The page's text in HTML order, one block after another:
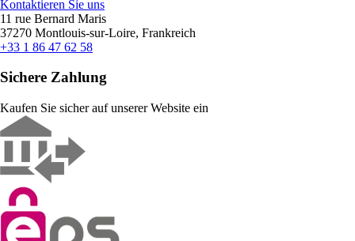
Kontaktieren Sie uns
11 rue Bernard Maris
37270 Montlouis-sur-Loire, Frankreich
+33 1 86 47 62 58
Sichere Zahlung
Kaufen Sie sicher auf unserer Website ein